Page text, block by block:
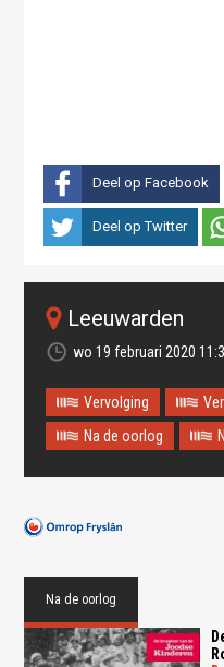
Deel op Facebook
Deel op Twitter
Leeuwarden
wo 19 februari 2020
Vervolging
Na de oorlog
Na de oorlog